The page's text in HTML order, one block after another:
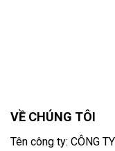
VỀ CHÚNG TÔI
Tên công ty: CÔNG